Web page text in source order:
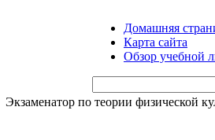
Домашняя
Карта сайта
Обзор учебной
Экзаменатор по теории физической